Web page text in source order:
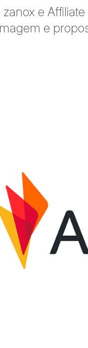
e
e
Twitter
no Facebook
no LinkedIn